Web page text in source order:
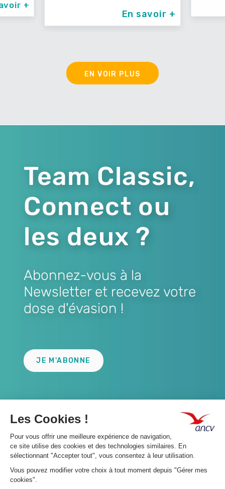
+
En savoir +
EN VOIR PLUS
Team Classic,
Connect ou
les deux ?
Abonnez-vous à la
Newsletter et recevez votre
dose d'évasion !
JE M'ABONNE
A propos 👇